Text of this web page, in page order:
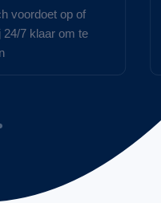
voordoet op of
24/7 klaar om te